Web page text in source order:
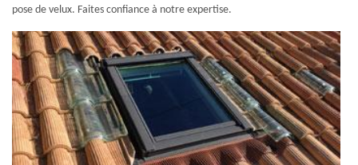
pose de velux. Faites confiance à notre expertise.